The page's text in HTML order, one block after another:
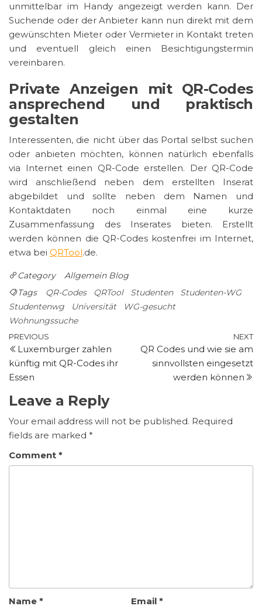
unmittelbar im Handy angezeigt werden kann. Der
Suchende oder der Anbieter kann nun direkt mit dem
gewünschten Mieter oder Vermieter in Kontakt treten
und eventuell gleich einen Besichtigungstermin
vereinbaren.
Private Anzeigen mit QR-Codes
ansprechend und praktisch
gestalten
Interessenten, die nicht über das Portal selbst suchen
oder anbieten möchten, können natürlich ebenfalls
via Internet einen QR-Code erstellen. Der QR-Code
wird anschließend neben dem erstellten Inserat
abgebildet und sollte neben dem Namen und
Kontaktdaten noch einmal eine kurze
Zusammenfassung des Inserates bieten. Erstellt
werden können die QR-Codes kostenfrei im Internet,
etwa bei QRTool.de.
Category Allgemein Blog
Tags
QR-Codes QRTool Studenten
Studenten-WG
Studentenwg
Universität
WG-gesucht
Wohnungssuche
Post
navigation
Previous
Post
PREVIOUS
Luxemburger zahlen
künftig mit QR-Codes ihr
Essen
NEXT
QR Codes und wie sie am
sinnvollsten eingesetzt
werden können
Leave a Reply
Your email address will not be published. Required
fields are marked *
Comment *
Name * Email *